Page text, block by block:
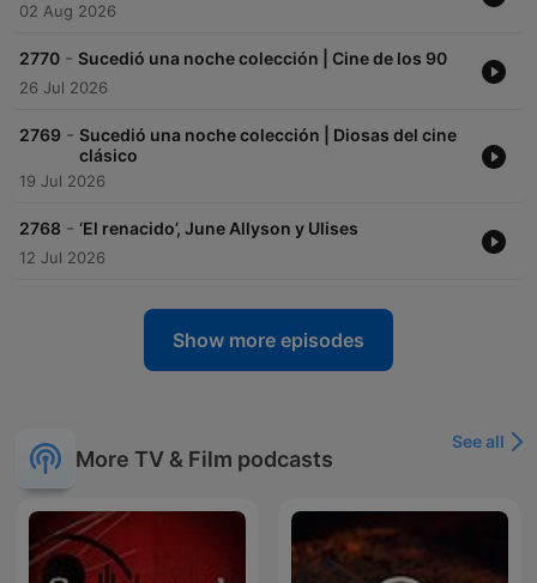
02 Aug 2026
2770 - Sucedió una noche colección | Cine de los 90
26 Jul 2026
2769 - Sucedió una noche colección | Diosas del cine
clásico
19 Jul 2026
2768 - ‘El renacido’, June Allyson y Ulises
12 Jul 2026
Show more episodes
More TV & Film podcasts
See all